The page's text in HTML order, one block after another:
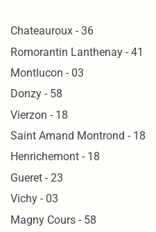
Chateauroux - 36
Romorantin Lanthenay - 41
Montlucon - 03
Donzy - 58
Vierzon - 18
Saint Amand Montrond - 18
Henrichemont - 18
Gueret - 23
Vichy - 03
Magny Cours - 58